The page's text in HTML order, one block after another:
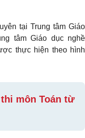
tại Trung tâm Giáo
tâm Giáo dục nghề
thực hiện theo hình
môn Toán từ